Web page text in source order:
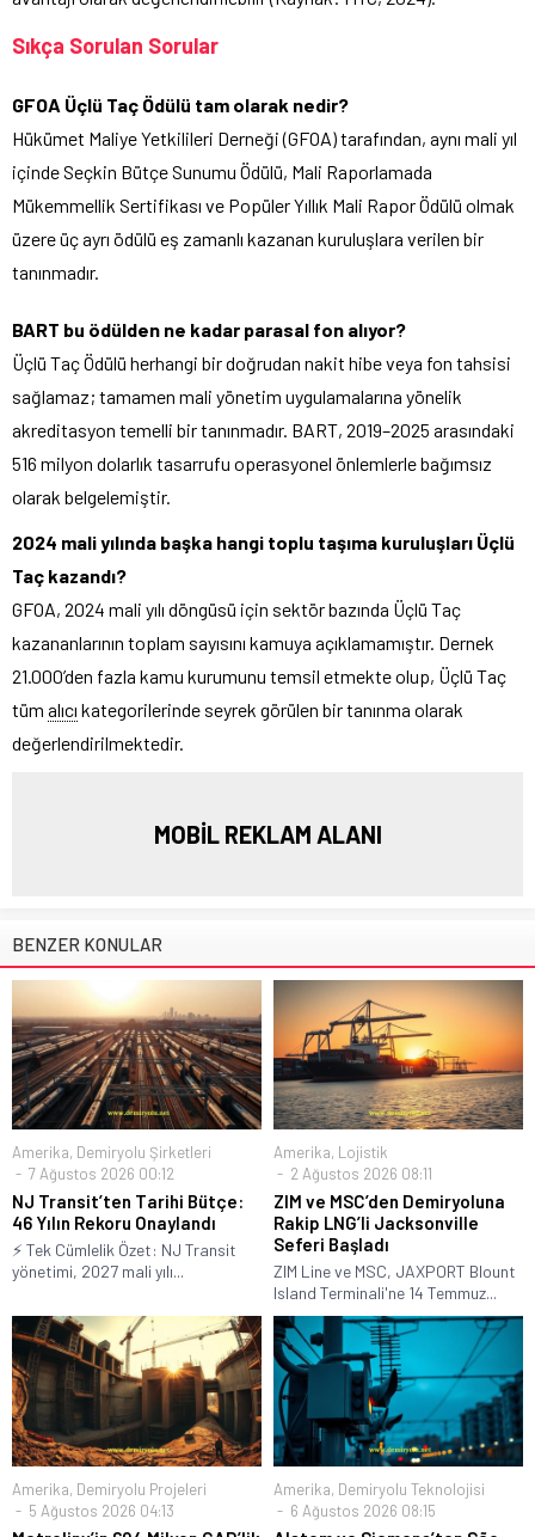
Sıkça Sorulan Sorular
GFOA Üçlü Taç Ödülü tam olarak nedir?
Hükümet Maliye Yetkilileri Derneği (GFOA) tarafından, aynı mali yıl
içinde Seçkin Bütçe Sunumu Ödülü, Mali Raporlamada
Mükemmellik Sertifikası ve Popüler Yıllık Mali Rapor Ödülü olmak
üzere üç ayrı ödülü eş zamanlı kazanan kuruluşlara verilen bir
tanınmadır.
BART bu ödülden ne kadar parasal fon alıyor?
Üçlü Taç Ödülü herhangi bir doğrudan nakit hibe veya fon tahsisi
sağlamaz; tamamen mali yönetim uygulamalarına yönelik
akreditasyon temelli bir tanınmadır. BART, 2019–2025 arasındaki
516 milyon dolarlık tasarrufu operasyonel önlemlerle bağımsız
olarak belgelemiştir.
2024 mali yılında başka hangi toplu taşıma kuruluşları Üçlü
Taç kazandı?
GFOA, 2024 mali yılı döngüsü için sektör bazında Üçlü Taç
kazananlarının toplam sayısını kamuya açıklamamıştır. Dernek
21.000’den fazla kamu kurumunu temsil etmekte olup, Üçlü Taç
tüm alıcı kategorilerinde seyrek görülen bir tanınma olarak
değerlendirilmektedir.
MOBİL REKLAM ALANI
BENZER KONULAR
Amerika, Demiryolu Şirketleri
7 Ağustos 2026 00:12
NJ Transit’ten Tarihi Bütçe:
46 Yılın Rekoru Onaylandı
⚡ Tek Cümlelik Özet: NJ Transit
yönetimi, 2027 mali yılı...
Amerika, Lojistik
2 Ağustos 2026 08:11
ZIM ve MSC’den Demiryoluna
Rakip LNG’li Jacksonville
Seferi Başladı
ZIM Line ve MSC, JAXPORT Blount
Island Terminali'ne 14 Temmuz...
Amerika, Demiryolu Projeleri
5 Ağustos 2026 04:13
Amerika, Demiryolu Teknolojisi
6 Ağustos 2026 08:15